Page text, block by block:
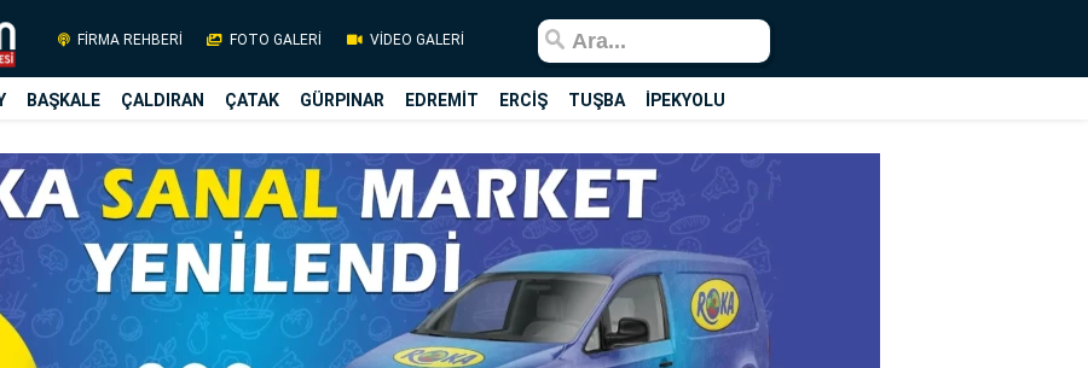
FİRMA REHBERİ FOTO GALERİ VİDEO GALERİ
BAŞKALE ÇALDIRAN ÇATAK GÜRPINAR EDREMİT ERCİŞ TUŞBA İPEKYOLU